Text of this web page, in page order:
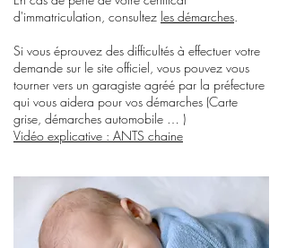
d'immatriculation, consultez les démarches.
Si vous éprouvez des difficultés à effectuer votre
demande sur le site officiel, vous pouvez vous
tourner vers un garagiste agréé par la préfecture
qui vous aidera pour vos démarches (Carte
grise, démarches automobile … )
Vidéo explicative : ANTS chaine